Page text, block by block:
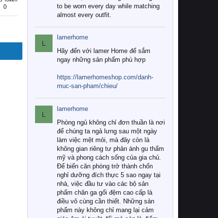
0
to be worn every day while matching
almost every outfit.
L
lamerhome
Hãy đến với lamer Home để sắm
ngay những sản phẩm phù hợp
https://lamerhomeshop.com/danh-
muc-san-pham/chieu/
L
lamerhome
Phòng ngủ không chỉ đơn thuần là nơi
để chúng ta ngả lưng sau một ngày
làm việc mệt mỏi, mà đây còn là
không gian riêng tư phản ánh gu thẩm
mỹ và phong cách sống của gia chủ.
Để biến căn phòng trở thành chốn
nghỉ dưỡng đích thực 5 sao ngay tại
nhà, việc đầu tư vào các bộ sản
phẩm chăn ga gối đệm cao cấp là
điều vô cùng cần thiết. Những sản
phẩm này không chỉ mang lại cảm